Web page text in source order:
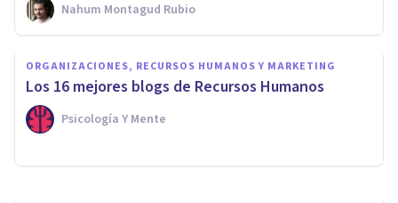
Nahum Montagud Rubio
ORGANIZACIONES, RECURSOS HUMANOS Y MARKETING
Los 16 mejores blogs de Recursos Humanos
Psicología Y Mente
ORGANIZACIONES, RECURSOS HUMANOS Y MARKETING
Salud laboral: ¿qué factores
afectan a la salud de los
trabajadores?